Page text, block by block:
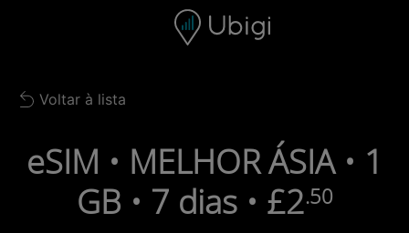
Barra de navegação
Back to list
Voltar à lista
eSIM • MELHOR ÁSIA • 1
GB • 7 dias • £2.50